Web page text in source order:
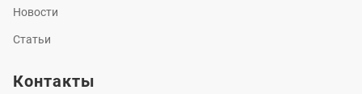
Новости
Статьи
Контакты